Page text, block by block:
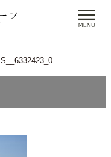
S__6332423_0